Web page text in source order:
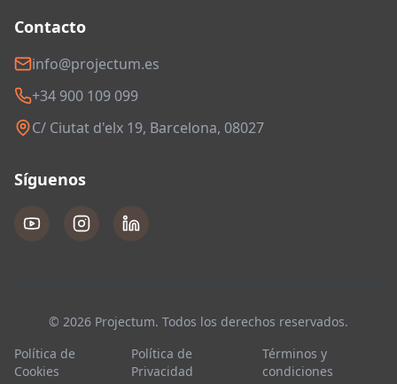
Contacto
info@projectum.es
+34 900 109 099
C/ Ciutat d'elx 19, Barcelona, 08027
Síguenos
© 2026 Projectum. Todos los derechos reservados.
Política de
Cookies
Política de
Privacidad
Términos y
condiciones